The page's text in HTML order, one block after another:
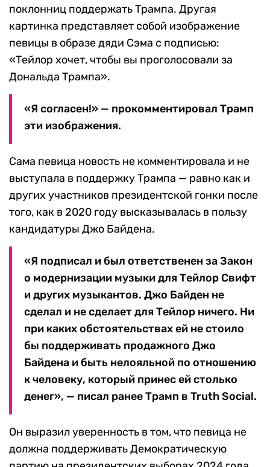
поклонниц поддержать Трампа. Другая
картинка представляет собой изображение
певицы в образе дяди Сэма с подписью:
«Тейлор хочет, чтобы вы проголосовали за
Дональда Трампа».
«Я согласен!» — прокомментировал Трамп
эти изображения.
Сама певица новость не комментировала и не
выступала в поддержку Трампа — равно как и
других участников президентской гонки после
того, как в 2020 году высказывалась в пользу
кандидатуры Джо Байдена.
«Я подписал и был ответственен за Закон
о модернизации музыки для Тейлор Свифт
и других музыкантов. Джо Байден не
сделал и не сделает для Тейлор ничего. Ни
при каких обстоятельствах ей не стоило
бы поддерживать продажного Джо
Байдена и быть нелояльной по отношению
к человеку, который принес ей столько
денег», — писал ранее Трамп в Truth Social.
Он выразил уверенность в том, что певица не
должна поддерживать Демократическую